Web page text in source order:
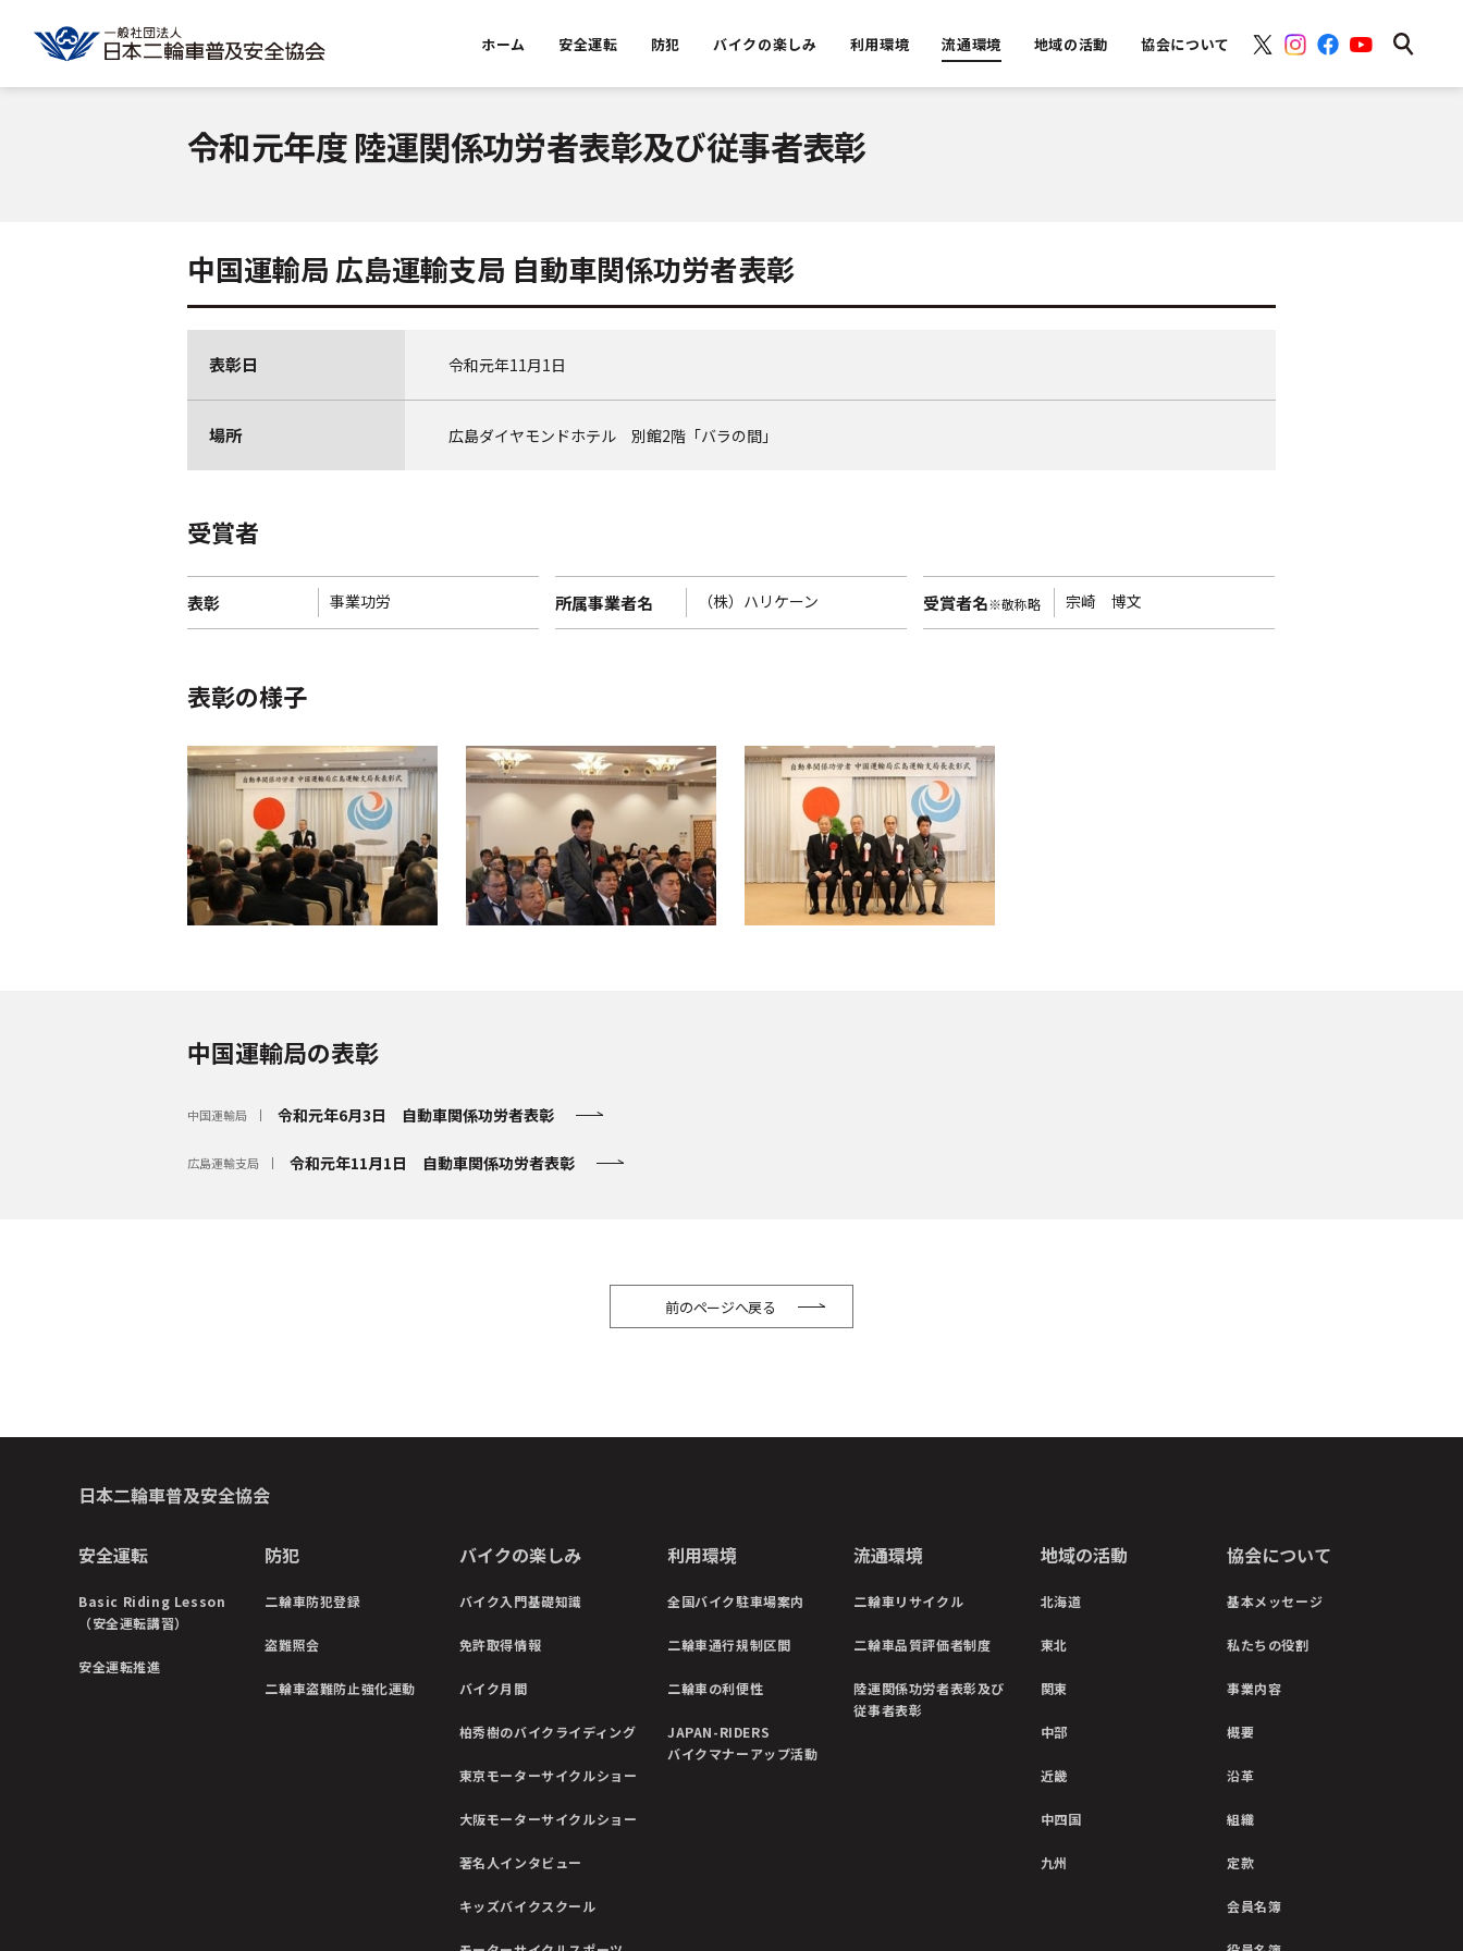
ホーム 安全運転 防犯 バイクの楽しみ 利用環境 流通環境 地域の活動 協会について
令和元年度 陸運関係功労者表彰及び従事者表彰
中国運輸局 広島運輸支局 自動車関係功労者表彰
表彰日 令和元年11月1日
場所 広島ダイヤモンドホテル 別館2階「バラの間」
受賞者
表彰 事業功労 所属事業者名 （株）ハリケーン 受賞者名※敬称略 宗崎 博文
表彰の様子
中国運輸局の表彰
中国運輸局 令和元年6月3日 自動車関係功労者表彰
広島運輸支局 令和元年11月1日 自動車関係功労者表彰
前のページへ戻る
日本二輪車普及安全協会
安全運転
Basic Riding Lesson
（安全運転講習）
安全運転推進
防犯
二輪車防犯登録
盗難照会
二輪車盗難防止強化運動
バイクの楽しみ
バイク入門基礎知識
免許取得情報
バイク月間
柏秀樹のバイクライディング
東京モーターサイクルショー
大阪モーターサイクルショー
著名人インタビュー
キッズバイクスクール
利用環境
全国バイク駐車場案内
二輪車通行規制区間
二輪車の利便性
JAPAN-RIDERS
バイクマナーアップ活動
流通環境
二輪車リサイクル
二輪車品質評価者制度
陸運関係功労者表彰及び
従事者表彰
地域の活動
北海道
東北
関東
中部
近畿
中四国
九州
協会について
基本メッセージ
私たちの役割
事業内容
概要
沿革
組織
定款
会員名簿